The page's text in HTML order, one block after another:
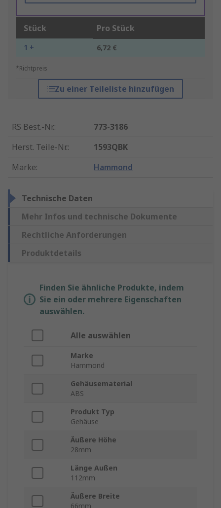
Stück Pro Stück
1 + 6,72 €
*Richtpreis
Zu einer Teileliste hinzufügen
RS Best.-Nr.:
773-3186
Herst. Teile-Nr.:
1593QBK
Marke: Hammond
Technische Daten
Mehr Infos und technische Dokumente
Rechtliche Anforderungen
Produktdetails
Finden Sie ähnliche Produkte, indem
Sie ein oder mehrere Eigenschaften
auswählen.
Alle auswählen
Marke
Hammond
Gehäusematerial
ABS
Produkt Typ
Gehäuse
Äußere Höhe
28mm
Länge Außen
112mm
Äußere Breite
66mm